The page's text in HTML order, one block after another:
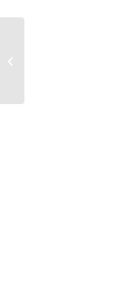
Eraso matxista eta
aurkako